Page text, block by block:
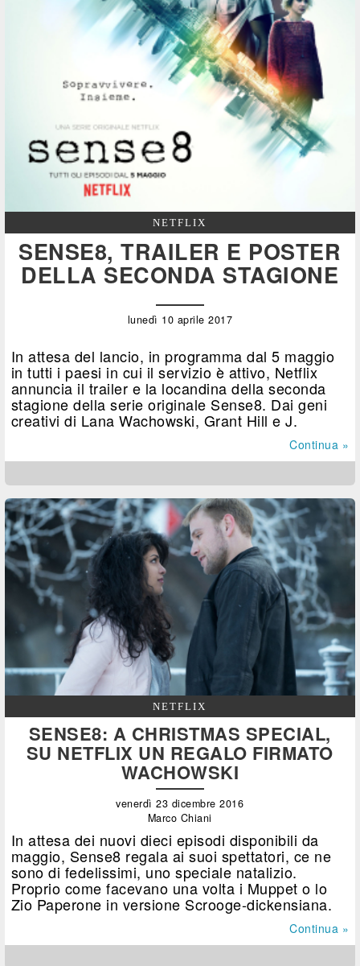
NETFLIX
SENSE8, TRAILER E POSTER
DELLA SECONDA STAGIONE
lunedì 10 aprile 2017
In attesa del lancio, in programma dal 5 maggio
in tutti i paesi in cui il servizio è attivo, Netflix
annuncia il trailer e la locandina della seconda
stagione della serie originale Sense8. Dai geni
creativi di Lana Wachowski, Grant Hill e J.
Continua »
NETFLIX
SENSE8: A CHRISTMAS SPECIAL,
SU NETFLIX UN REGALO FIRMATO
WACHOWSKI
venerdì 23 dicembre 2016
Marco Chiani
In attesa dei nuovi dieci episodi disponibili da
maggio, Sense8 regala ai suoi spettatori, ce ne
sono di fedelissimi, uno speciale natalizio.
Proprio come facevano una volta i Muppet o lo
Zio Paperone in versione Scrooge-dickensiana.
Continua »